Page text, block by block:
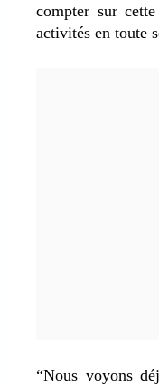
compter sur
activités en toute
“Nous voyons